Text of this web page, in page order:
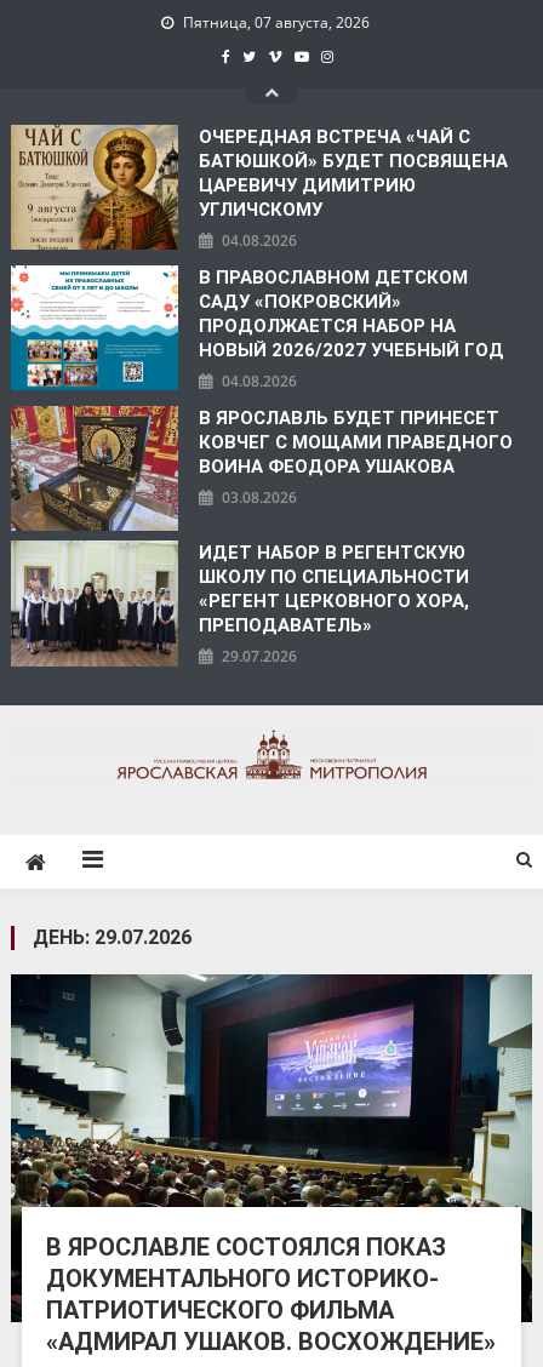
Пятница, 07 августа, 2026
ОЧЕРЕДНАЯ ВСТРЕЧА «ЧАЙ С
БАТЮШКОЙ» БУДЕТ ПОСВЯЩЕНА
ЦАРЕВИЧУ ДИМИТРИЮ
УГЛИЧСКОМУ
04.08.2026
В ПРАВОСЛАВНОМ ДЕТСКОМ
САДУ «ПОКРОВСКИЙ»
ПРОДОЛЖАЕТСЯ НАБОР НА
НОВЫЙ 2026/2027 УЧЕБНЫЙ ГОД
04.08.2026
В ЯРОСЛАВЛЬ БУДЕТ ПРИНЕСЕТ
КОВЧЕГ С МОЩАМИ ПРАВЕДНОГО
ВОИНА ФЕОДОРА УШАКОВА
03.08.2026
ИДЕТ НАБОР В РЕГЕНТСКУЮ
ШКОЛУ ПО СПЕЦИАЛЬНОСТИ
«РЕГЕНТ ЦЕРКОВНОГО ХОРА,
ПРЕПОДАВАТЕЛЬ»
29.07.2026
ДЕНЬ: 29.07.2026
В ЯРОСЛАВЛЕ СОСТОЯЛСЯ ПОКАЗ
ДОКУМЕНТАЛЬНОГО ИСТОРИКО-
ПАТРИОТИЧЕСКОГО ФИЛЬМА
«АДМИРАЛ УШАКОВ. ВОСХОЖДЕНИЕ»